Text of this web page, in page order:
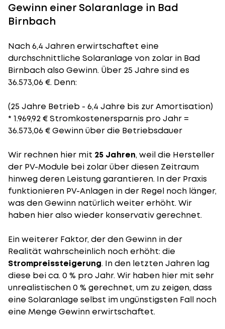
Gewinn einer Solaranlage in Bad
Birnbach
Nach 6,4 Jahren erwirtschaftet eine
durchschnittliche Solaranlage von zolar in Bad
Birnbach also Gewinn. Über 25 Jahre sind es
36.573,06 €. Denn:
(25 Jahre Betrieb - 6,4 Jahre bis zur Amortisation)
* 1.969,92 € Stromkostenersparnis pro Jahr =
36.573,06 € Gewinn über die Betriebsdauer
Wir rechnen hier mit 25 Jahren, weil die Hersteller
der PV-Module bei zolar über diesen Zeitraum
hinweg deren Leistung garantieren. In der Praxis
funktionieren PV-Anlagen in der Regel noch länger,
was den Gewinn natürlich weiter erhöht. Wir
haben hier also wieder konservativ gerechnet.
Ein weiterer Faktor, der den Gewinn in der
Realität wahrscheinlich noch erhöht: die
Strompreissteigerung. In den letzten Jahren lag
diese bei ca. 0 % pro Jahr. Wir haben hier mit sehr
unrealistischen 0 % gerechnet, um zu zeigen, dass
eine Solaranlage selbst im ungünstigsten Fall noch
eine Menge Gewinn erwirtschaftet.